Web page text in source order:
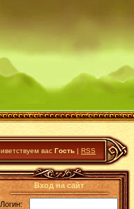
вас Гость | RSS
Вход на сайт
Логин: